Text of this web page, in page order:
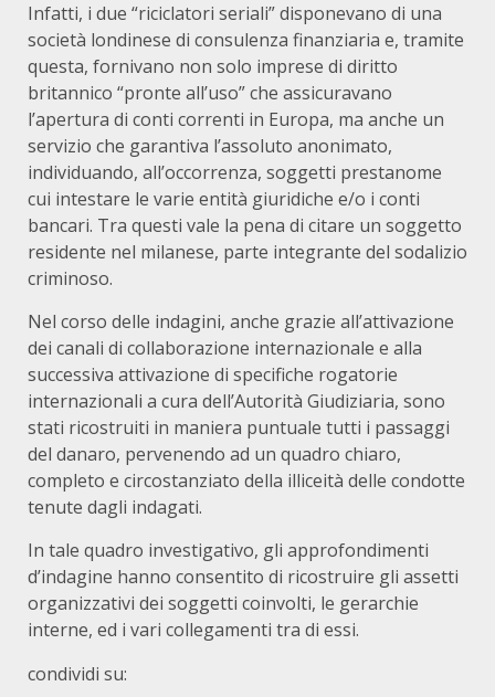
Infatti, i due “riciclatori seriali” disponevano di una
società londinese di consulenza finanziaria e, tramite
questa, fornivano non solo imprese di diritto
britannico “pronte all’uso” che assicuravano
l’apertura di conti correnti in Europa, ma anche un
servizio che garantiva l’assoluto anonimato,
individuando, all’occorrenza, soggetti prestanome
cui intestare le varie entità giuridiche e/o i conti
bancari. Tra questi vale la pena di citare un soggetto
residente nel milanese, parte integrante del sodalizio
criminoso.
Nel corso delle indagini, anche grazie all’attivazione
dei canali di collaborazione internazionale e alla
successiva attivazione di specifiche rogatorie
internazionali a cura dell’Autorità Giudiziaria, sono
stati ricostruiti in maniera puntuale tutti i passaggi
del danaro, pervenendo ad un quadro chiaro,
completo e circostanziato della illiceità delle condotte
tenute dagli indagati.
In tale quadro investigativo, gli approfondimenti
d’indagine hanno consentito di ricostruire gli assetti
organizzativi dei soggetti coinvolti, le gerarchie
interne, ed i vari collegamenti tra di essi.
condividi su: